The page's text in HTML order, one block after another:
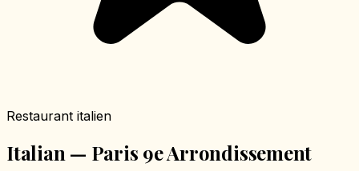
Restaurant italien
Italian — Paris 9e Arrondissement